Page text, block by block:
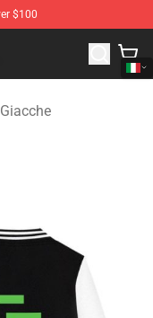
$100
Merchandise